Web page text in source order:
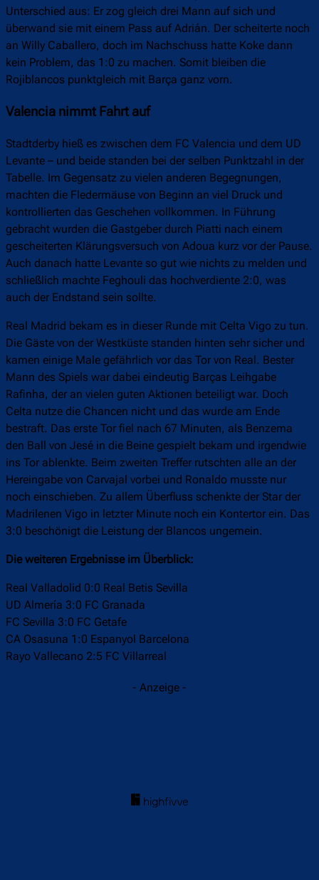
Unterschied aus: Er zog gleich drei Mann auf sich und
überwand sie mit einem Pass auf Adrián. Der scheiterte noch
an Willy Caballero, doch im Nachschuss hatte Koke dann
kein Problem, das 1:0 zu machen. Somit bleiben die
Rojiblancos punktgleich mit Barça ganz vorn.
Valencia nimmt Fahrt auf
Stadtderby hieß es zwischen dem FC Valencia und dem UD
Levante – und beide standen bei der selben Punktzahl in der
Tabelle. Im Gegensatz zu vielen anderen Begegnungen,
machten die Fledermäuse von Beginn an viel Druck und
kontrollierten das Geschehen vollkommen. In Führung
gebracht wurden die Gastgeber durch Piatti nach einem
gescheiterten Klärungsversuch von Adoua kurz vor der Pause.
Auch danach hatte Levante so gut wie nichts zu melden und
schließlich machte Feghouli das hochverdiente 2:0, was
auch der Endstand sein sollte.
Real Madrid bekam es in dieser Runde mit Celta Vigo zu tun.
Die Gäste von der Westküste standen hinten sehr sicher und
kamen einige Male gefährlich vor das Tor von Real. Bester
Mann des Spiels war dabei eindeutig Barças Leihgabe
Rafinha, der an vielen guten Aktionen beteiligt war. Doch
Celta nutze die Chancen nicht und das wurde am Ende
bestraft. Das erste Tor fiel nach 67 Minuten, als Benzema
den Ball von Jesé in die Beine gespielt bekam und irgendwie
ins Tor ablenkte. Beim zweiten Treffer rutschten alle an der
Hereingabe von Carvajal vorbei und Ronaldo musste nur
noch einschieben. Zu allem Überfluss schenkte der Star der
Madrilenen Vigo in letzter Minute noch ein Kontertor ein. Das
3:0 beschönigt die Leistung der Blancos ungemein.
Die weiteren Ergebnisse im Überblick:
Real Valladolid 0:0 Real Betis Sevilla
UD Almería 3:0 FC Granada
FC Sevilla 3:0 FC Getafe
CA Osasuna 1:0 Espanyol Barcelona
Rayo Vallecano 2:5 FC Villarreal
- Anzeige -